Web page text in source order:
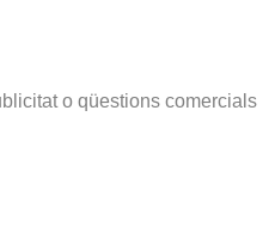
o qüestions comercials